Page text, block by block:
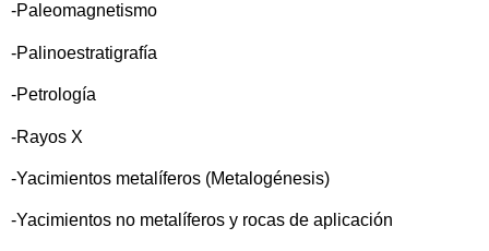
-Paleomagnetismo
-Palinoestratigrafía
-Petrología
-Rayos X
-Yacimientos metalíferos (Metalogénesis)
-Yacimientos no metalíferos y rocas de aplicación